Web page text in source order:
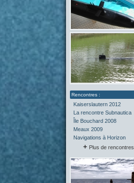
Kaiserslautern 2012
La rencontre Subnautica
Île Bouchard 2008
Meaux 2009
Navigations à Horizon
Plus de rencontres